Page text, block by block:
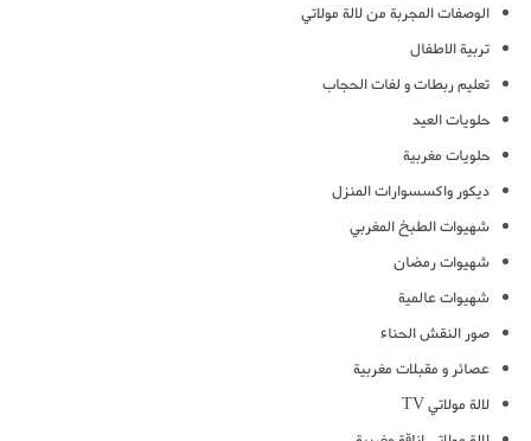
الوصفات المجربة من لالة مولاتي
تربية الاطفال
تعليم ربطات و لفات الحجاب
حلويات العيد
حلويات مغربية
ديكور واكسسوارات المنزل
شهيوات الطبخ المغربي
شهيوات رمضان
شهيوات عالمية
صور النقش الحناء
عصائر و مقبلات مغربية
لالة مولاتي TV